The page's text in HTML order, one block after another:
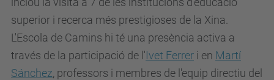
superior i recerca més prestigioses de la Xina
L'Escola de Camins hi té una presència activa a
través de la participació de l'Ivet Ferrer i en Martí
Sánchez, professors i membres de l'equip directiu del